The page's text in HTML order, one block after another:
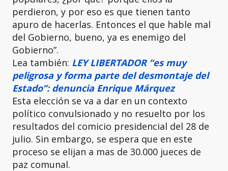
perdieron, y por eso es que tienen tanto
apuro de hacerlas. Entonces el que hable mal
del Gobierno, bueno, ya es enemigo del
Gobierno”.
Lea también: LEY LIBERTADOR “es muy
peligrosa y forma parte del desmontaje del
Estado”: denuncia Enrique Márquez
Esta elección se va a dar en un contexto
político convulsionado y no resuelto por los
resultados del comicio presidencial del 28 de
julio. Sin embargo, se espera que en este
proceso se elijan a mas de 30.000 jueces de
paz comunal.